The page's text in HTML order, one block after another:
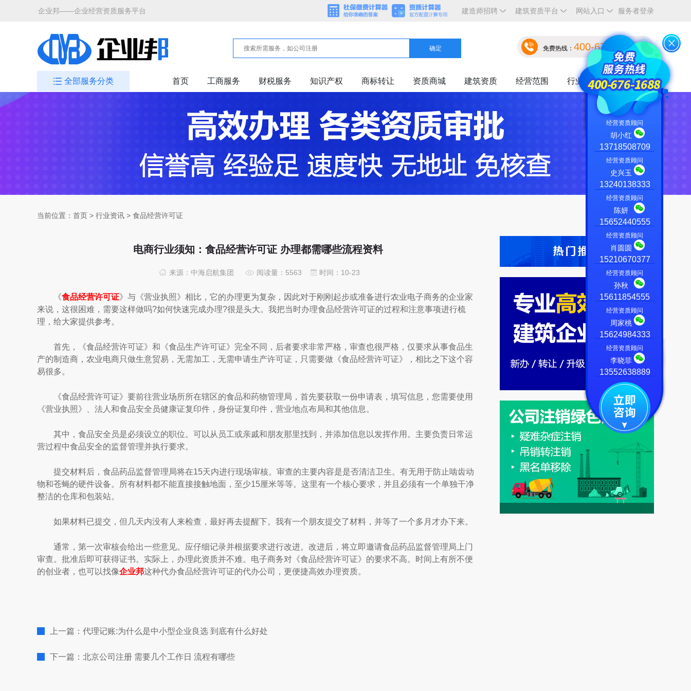
企业邦——企业经营资质服务平台 服务者登录
网站入口
建筑资质平台
建造师招聘
确定 免费热线： 400-676-1688
全部服务分类 首页 工商服务 财税服务 知识产权 商标转让 资质商城 建筑资质 经营范围 行业资讯 关于我们
当前位置： 首页 > 行业资讯 > 食品经营许可证
电商行业须知：食品经营许可证 办理都需哪些流程资料
来源：中海启航集团 阅读量：5563 时间：10-23
《食品经营许可证》与《营业执照》相比，它的办理更为复杂，因此对于刚刚起步或准备进行农业电子商务的企业家
来说，这很困难，需要这样做吗?如何快速完成办理?很是头大。我把当时办理食品经营许可证的过程和注意事项进行梳
理，给大家提供参考。
首先，《食品经营许可证》和《食品生产许可证》完全不同，后者要求非常严格，审查也很严格，仅要求从事食品生
产的制造商，农业电商只做生意贸易，无需加工，无需申请生产许可证，只需要做《食品经营许可证》，相比之下这个容
易很多。
《食品经营许可证》要前往营业场所所在辖区的食品和药物管理局，首先要获取一份申请表，填写信息，您需要使用
《营业执照》、法人和食品安全员健康证复印件，身份证复印件，营业地点布局和其他信息。
其中，食品安全员是必须设立的职位。可以从员工或亲戚和朋友那里找到，并添加信息以发挥作用。主要负责日常运
营过程中食品安全的监督管理并执行要求。
提交材料后，食品药品监督管理局将在15天内进行现场审核。审查的主要内容是是否清洁卫生。有无用于防止啮齿动
物和苍蝇的硬件设备。所有材料都不能直接接触地面，至少15厘米等等。这里有一个核心要求，并且必须有一个单独干净
整洁的仓库和包装站。
如果材料已提交，但几天内没有人来检查，最好再去提醒下。我有一个朋友提交了材料，并等了一个多月才办下来。
通常，第一次审核会给出一些意见。应仔细记录并根据要求进行改进。改进后，将立即邀请食品药品监督管理局上门
审查。批准后即可获得证书。实际上，办理此资质并不难。电子商务对《食品经营许可证》的要求不高。时间上有所不便
的创业者，也可以找像企业邦这种代办食品经营许可证的代办公司，更便捷高效办理资质。
上一篇：代理记账:为什么是中小型企业良选 到底有什么好处
下一篇：北京公司注册 需要几个工作日 流程有哪些
经营资质顾问
胡小红
13718508709
经营资质顾问
史兴玉
13240138333
经营资质顾问
陈妍
15652440555
经营资质顾问
肖圆圆
15210670377
经营资质顾问
孙秋
15611854555
经营资质顾问
周家桃
15624984333
经营资质顾问
李晓菲
13552638889